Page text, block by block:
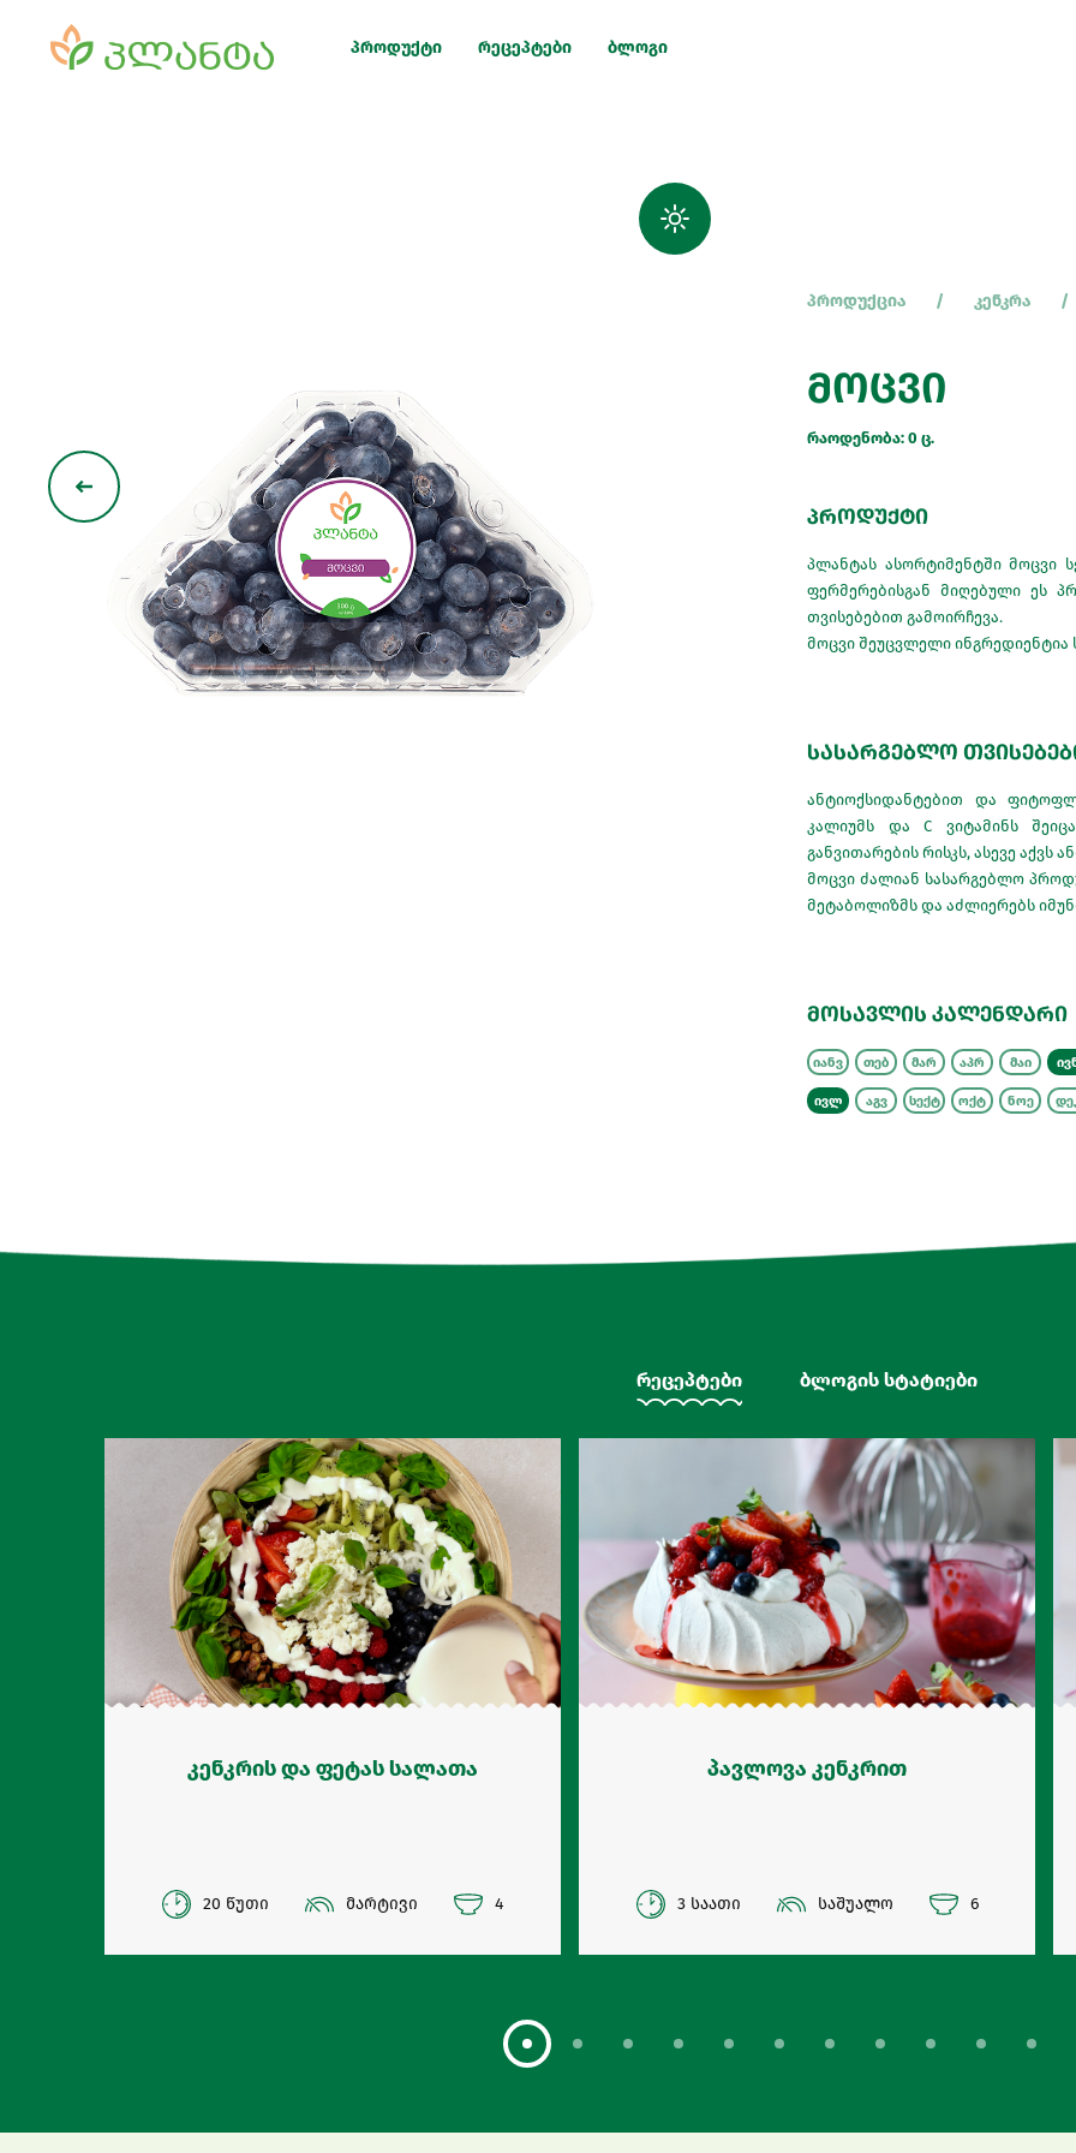
პროდუქტი რეცეპტები ბლოგი
პროდუქცია კენკრა
მოცვი
რაოდენობა: 0 ც.
პროდუქტი
პლანტას ასორტიმენტში მოცვი
ფერმერებისგან მიღებული ეს
თვისებებით გამოირჩევა.
მოცვი შეუცვლელი ინგრედიენტია
სასარგებლო
ანტიოქსიდანტებით და
კალიუმს და C ვიტამინს
განვითარების რისკს, ასევე აქვს
მოცვი ძალიან სასარგებლო
მეტაბოლიზმს და აძლიერებს
მოსავლის კალენდარი
იანვ თებ მარ აპრ მაი
ივლ აგვ სექტ ოქტ ნოე
რეცეპტები ბლოგის სტატიები
კენკრის და ფეტას სალათა
20 წუთი მარტივი 4
პავლოვა კენკრით
3 საათი საშუალო 6